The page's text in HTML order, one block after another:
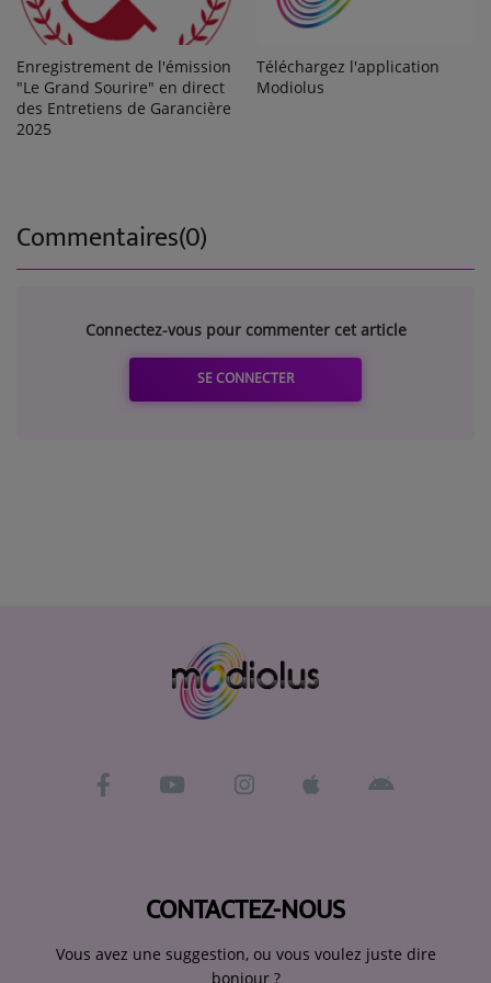
Enregistrement de l'émission
"Le Grand Sourire" en direct
des Entretiens de Garancière
2025
Téléchargez l'application
Modiolus
Commentaires(0)
Connectez-vous pour commenter cet article
SE CONNECTER
CONTACTEZ-NOUS
Vous avez une suggestion, ou vous voulez juste dire
bonjour ?